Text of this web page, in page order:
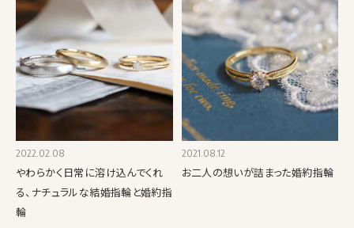
2022.02.08
やわらかく日常に溶け込んでくれ
る、ナチュラルな結婚指輪と婚約指
輪
2021.08.12
お二人の想いが詰まった婚約指輪